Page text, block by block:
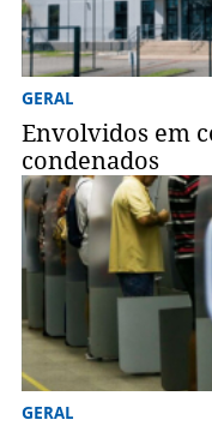
GERAL
Envolvidos em
condenados
GERAL